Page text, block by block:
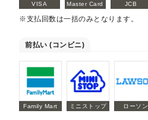
VISA Master Card JCB
※支払回数は一括のみとなります。
前払い (コンビニ)
Family Mart ミニストップ ローソン